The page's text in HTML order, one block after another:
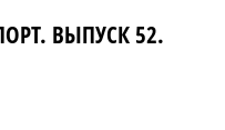
ВЫПУСК 52.